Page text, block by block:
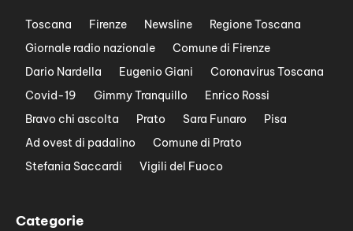
Toscana Firenze Newsline
Regione Toscana
Giornale radio nazionale
Comune di Firenze
Dario Nardella
Eugenio Giani
Coronavirus Toscana
Covid-19
Gimmy Tranquillo
Enrico Rossi
Bravo chi ascolta
Prato Sara Funaro
Pisa
Ad ovest di padalino
Comune di Prato
Stefania Saccardi
Vigili del Fuoco
Categorie